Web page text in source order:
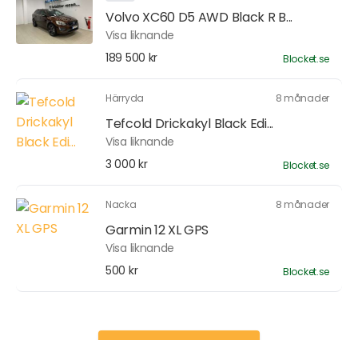
Volvo XC60 D5 AWD Black R B...
Visa liknande
189 500 kr
Blocket.se
Härryda 8 månader
Tefcold Drickakyl Black Edi...
Visa liknande
3 000 kr
Blocket.se
Nacka 8 månader
Garmin 12 XL GPS
Visa liknande
500 kr
Blocket.se